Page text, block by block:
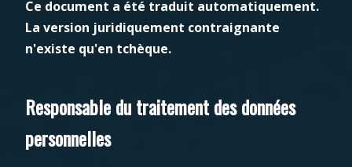
Ce document a été traduit automatiquement.
La version juridiquement contraignante
n'existe qu'en tchèque.
Responsable du traitement des données
personnelles